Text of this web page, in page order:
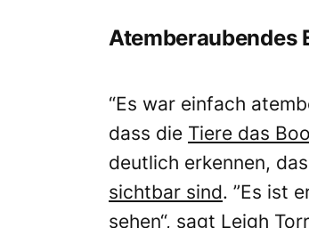
Atemberaubendes
“Es war einfach
dass die Tiere das
deutlich erkennen,
sichtbar sind. ”Es ist
sehen“, sagt Leigh